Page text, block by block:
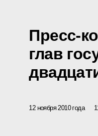
Пресс-
глав
12 ноября 2010 года